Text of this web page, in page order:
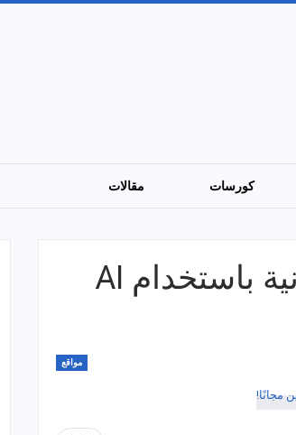
كورسات مقالات
أفضل 4 مواقع لتصميم الكتب الإلكترونية باستخدام AI
مواقع